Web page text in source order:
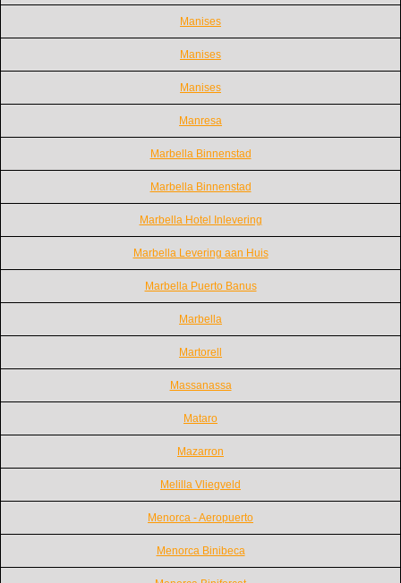
Manises
Manises
Manises
Manresa
Marbella Binnenstad
Marbella Binnenstad
Marbella Hotel Inlevering
Marbella Levering aan Huis
Marbella Puerto Banus
Marbella
Martorell
Massanassa
Mataro
Mazarron
Melilla Vliegveld
Menorca - Aeropuerto
Menorca Binibeca